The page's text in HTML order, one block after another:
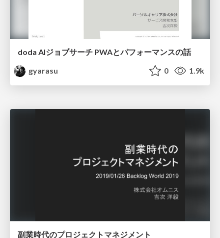
doda AIジョブサーチ PWAとパフォーマンスの話
gyarasu
0 1.9k
副業時代のプロジェクトマネジメント